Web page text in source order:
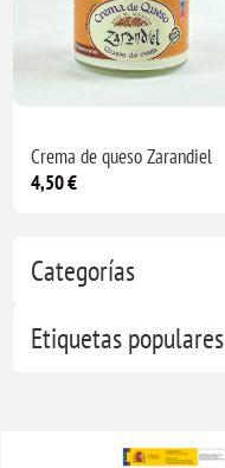
Categorías
Etiquetas populares
Crema de queso Zarandiel
4,50 €